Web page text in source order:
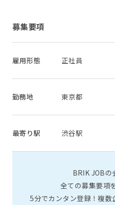
募集要項
雇用形態 正社員
勤務地 東京都
最寄り駅 渋谷駅
BRIK JOBの
全ての募集要項
5分でカンタン登録！複数